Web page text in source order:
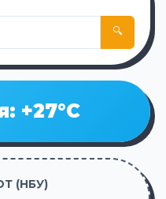
🔍
+27°C
(НБУ)